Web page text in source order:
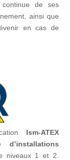
continue de ses
ainsi que
en cas de
Ism-ATEX
niveaux 1 et 2.